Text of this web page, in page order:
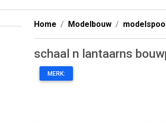
Home Modelbouw
schaal n lantaarns
MERK: